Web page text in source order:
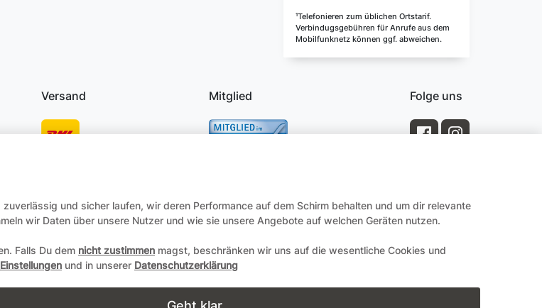
¹Telefonieren zum üblichen Ortstarif.
Verbindugsgebühren für Anrufe aus dem
Mobilfunknetz können ggf. abweichen.
Versand Mitglied Folge uns
Widerruf Daten­schutz­erklärung AGB Impressum
durch Andreas Zöllner. Alle Rechte vorbehalten.
und sicher laufen, wir deren Performance auf dem Schirm behalten und um dir relevante
wir Daten über unsere Nutzer und wie sie unsere Angebote auf welchen Geräten nutzen.
Falls Du dem nicht zustimmen magst, beschränken wir uns auf die wesentliche Cookies und
Einstellungen und in unserer Datenschutzerklärung